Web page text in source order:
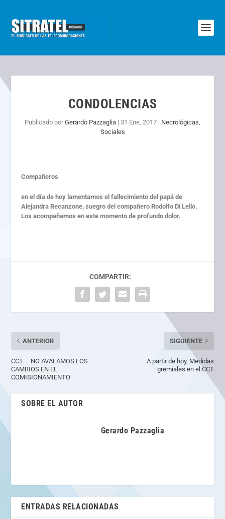
CONDOLENCIAS
Publicado porGerardo Pazzaglia | 31 Ene, 2017 | Necrológicas,
Sociales
Compañeros
en el día de hoy lamentamos el fallecimiento del papá de
Alejandra Recanzone, suegro del compañero Rodolfo Di Lello.
Los acompañamos en este momento de profundo dolor.
COMPARTIR:
ANTERIOR
CCT – NO AVALAMOS LOS
CAMBIOS EN EL
COMISIONAMIENTO
SIGUIENTE
A partir de hoy, Medidas
gremiales en el CCT
SOBRE EL AUTOR
Gerardo Pazzaglia
ENTRADAS RELACIONADAS